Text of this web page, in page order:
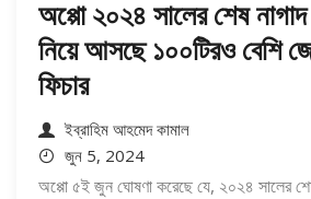
অপ্পো ২০২৪ সালের শেষ নাগাদ
নিয়ে আসছে ১০০টিরও
ফিচার
ইব্রাহিম আহমেদ কামাল
জুন 5, 2024
অপ্পো ৫ই জুন ঘোষণা করেছে যে, ২০২৪ সালের শেষ